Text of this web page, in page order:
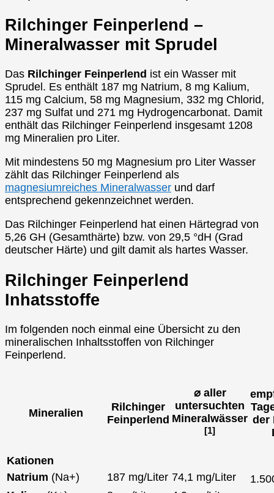
Rilchinger Feinperlend –
Mineralwasser mit Sprudel
Das Rilchinger Feinperlend ist ein Wasser mit
Sprudel. Es enthält 187 mg Natrium, 8 mg Kalium,
115 mg Calcium, 58 mg Magnesium, 332 mg Chlorid,
237 mg Sulfat und 271 mg Hydrogencarbonat. Damit
enthält das Rilchinger Feinperlend insgesamt 1208
mg Mineralien pro Liter.
Mit mindestens 50 mg Magnesium pro Liter Wasser
zählt das Rilchinger Feinperlend als
magnesiumreiches Mineralwasser und darf
entsprechend gekennzeichnet werden.
Das Rilchinger Feinperlend hat einen Härtegrad von
5,26 GH (Gesamthärte) bzw. von 29,5 °dH (Grad
deutscher Härte) und gilt damit als hartes Wasser.
Rilchinger Feinperlend
Inhatsstoffe
Im folgenden noch einmal eine Übersicht zu den
mineralischen Inhaltsstoffen von Rilchinger
Feinperlend.
Mineralien
Rilchinger
Feinperlend
⌀ aller
untersuchten
Mineralwässer
[1]
der
Kationen
Natrium (Na+) 187 mg/Liter 74,1 mg/Liter